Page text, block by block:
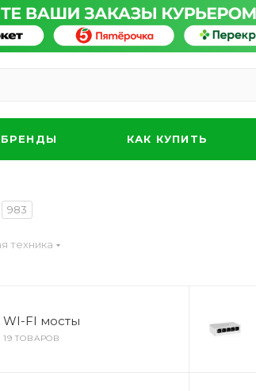
БРЕНДЫ КАК КУПИТЬ
983
техника
WI-FI мосты
19 ТОВАРОВ